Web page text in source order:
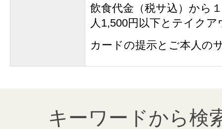
飲食代金（税サ込）から
人1,500円以下とテイク
カードの提示とご本人の
キーワードから検